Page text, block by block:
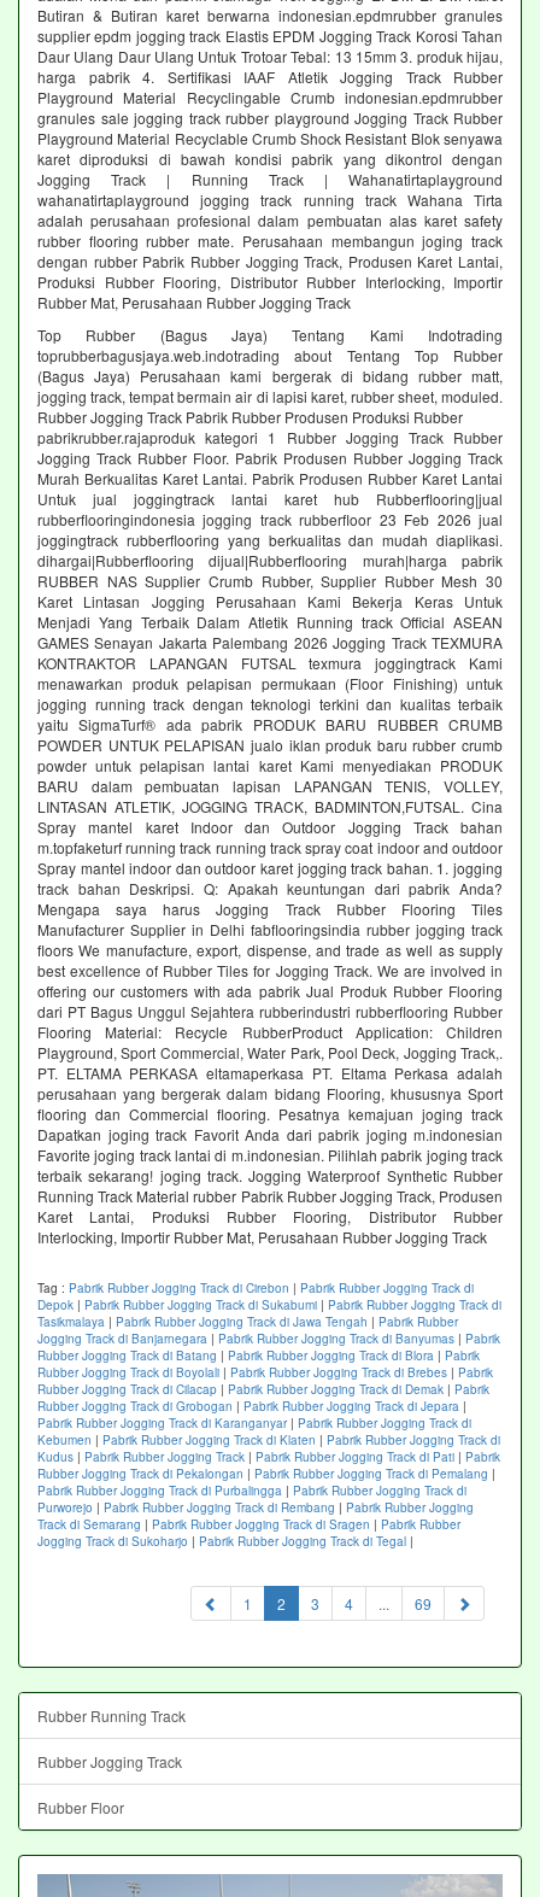
Butiran & Butiran karet berwarna indonesian.epdmrubber granules
supplier epdm jogging track Elastis EPDM Jogging Track Korosi Tahan
Daur Ulang Daur Ulang Untuk Trotoar Tebal: 13 15mm 3. produk hijau,
harga pabrik 4. Sertifikasi IAAF Atletik Jogging Track Rubber
Playground Material Recyclingable Crumb indonesian.epdmrubber
granules sale jogging track rubber playground Jogging Track Rubber
Playground Material Recyclable Crumb Shock Resistant Blok senyawa
karet diproduksi di bawah kondisi pabrik yang dikontrol dengan
Jogging Track | Running Track | Wahanatirtaplayground
wahanatirtaplayground jogging track running track Wahana Tirta
adalah perusahaan profesional dalam pembuatan alas karet safety
rubber flooring rubber mate. Perusahaan membangun joging track
dengan rubber Pabrik Rubber Jogging Track, Produsen Karet Lantai,
Produksi Rubber Flooring, Distributor Rubber Interlocking, Importir
Rubber Mat, Perusahaan Rubber Jogging Track
Top Rubber (Bagus Jaya) Tentang Kami Indotrading
toprubberbagusjaya.web.indotrading about Tentang Top Rubber
(Bagus Jaya) Perusahaan kami bergerak di bidang rubber matt,
jogging track, tempat bermain air di lapisi karet, rubber sheet, moduled.
Rubber Jogging Track Pabrik Rubber Produsen Produksi Rubber
pabrikrubber.rajaproduk kategori 1 Rubber Jogging Track Rubber
Jogging Track Rubber Floor. Pabrik Produsen Rubber Jogging Track
Murah Berkualitas Karet Lantai. Pabrik Produsen Rubber Karet Lantai
Untuk jual joggingtrack lantai karet hub Rubberflooring|jual
rubberflooringindonesia jogging track rubberfloor 23 Feb 2026 jual
joggingtrack rubberflooring yang berkualitas dan mudah diaplikasi.
dihargai|Rubberflooring dijual|Rubberflooring murah|harga pabrik
RUBBER NAS Supplier Crumb Rubber, Supplier Rubber Mesh 30
Karet Lintasan Jogging Perusahaan Kami Bekerja Keras Untuk
Menjadi Yang Terbaik Dalam Atletik Running track Official ASEAN
GAMES Senayan Jakarta Palembang 2026 Jogging Track TEXMURA
KONTRAKTOR LAPANGAN FUTSAL texmura joggingtrack Kami
menawarkan produk pelapisan permukaan (Floor Finishing) untuk
jogging running track dengan teknologi terkini dan kualitas terbaik
yaitu SigmaTurf® ada pabrik PRODUK BARU RUBBER CRUMB
POWDER UNTUK PELAPISAN jualo iklan produk baru rubber crumb
powder untuk pelapisan lantai karet Kami menyediakan PRODUK
BARU dalam pembuatan lapisan LAPANGAN TENIS, VOLLEY,
LINTASAN ATLETIK, JOGGING TRACK, BADMINTON,FUTSAL. Cina
Spray mantel karet Indoor dan Outdoor Jogging Track bahan
m.topfaketurf running track running track spray coat indoor and outdoor
Spray mantel indoor dan outdoor karet jogging track bahan. 1. jogging
track bahan Deskripsi. Q: Apakah keuntungan dari pabrik Anda?
Mengapa saya harus Jogging Track Rubber Flooring Tiles
Manufacturer Supplier in Delhi fabflooringsindia rubber jogging track
floors We manufacture, export, dispense, and trade as well as supply
best excellence of Rubber Tiles for Jogging Track. We are involved in
offering our customers with ada pabrik Jual Produk Rubber Flooring
dari PT Bagus Unggul Sejahtera rubberindustri rubberflooring Rubber
Flooring Material: Recycle RubberProduct Application: Children
Playground, Sport Commercial, Water Park, Pool Deck, Jogging Track,.
PT. ELTAMA PERKASA eltamaperkasa PT. Eltama Perkasa adalah
perusahaan yang bergerak dalam bidang Flooring, khususnya Sport
flooring dan Commercial flooring. Pesatnya kemajuan joging track
Dapatkan joging track Favorit Anda dari pabrik joging m.indonesian
Favorite joging track lantai di m.indonesian. Pilihlah pabrik joging track
terbaik sekarang! joging track. Jogging Waterproof Synthetic Rubber
Running Track Material rubber Pabrik Rubber Jogging Track, Produsen
Karet Lantai, Produksi Rubber Flooring, Distributor Rubber
Interlocking, Importir Rubber Mat, Perusahaan Rubber Jogging Track
Tag : Pabrik Rubber Jogging Track di Cirebon | Pabrik Rubber Jogging Track di
Depok | Pabrik Rubber Jogging Track di Sukabumi | Pabrik Rubber Jogging Track di
Tasikmalaya | Pabrik Rubber Jogging Track di Jawa Tengah | Pabrik Rubber
Jogging Track di Banjarnegara | Pabrik Rubber Jogging Track di Banyumas | Pabrik
Rubber Jogging Track di Batang | Pabrik Rubber Jogging Track di Blora | Pabrik
Rubber Jogging Track di Boyolali | Pabrik Rubber Jogging Track di Brebes | Pabrik
Rubber Jogging Track di Cilacap | Pabrik Rubber Jogging Track di Demak | Pabrik
Rubber Jogging Track di Grobogan | Pabrik Rubber Jogging Track di Jepara |
Pabrik Rubber Jogging Track di Karanganyar| Pabrik Rubber Jogging Track di
Kebumen | Pabrik Rubber Jogging Track di Klaten | Pabrik Rubber Jogging Track di
Kudus | Pabrik Rubber Jogging Track | Pabrik Rubber Jogging Track di Pati | Pabrik
Rubber Jogging Track di Pekalongan | Pabrik Rubber Jogging Track di Pemalang |
Pabrik Rubber Jogging Track di Purbalingga | Pabrik Rubber Jogging Track di
Purworejo | Pabrik Rubber Jogging Track di Rembang | Pabrik Rubber Jogging
Track di Semarang | Pabrik Rubber Jogging Track di Sragen | Pabrik Rubber
Jogging Track di Sukoharjo | Pabrik Rubber Jogging Track di Tegal |
1 2 (current)
3 4 ... 69
Rubber Running Track
Rubber Jogging Track
Rubber Floor